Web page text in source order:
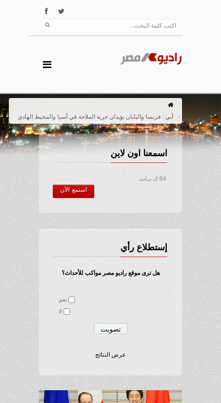
آبي : فرنسا واليابان تؤيدان حرية الملاحة في آسيا والمحيط الهادي
اسمعنا اون لاين
64 ك ب/ث
استمع الآن
إستطلاع رأي
هل ترى موقع راديو مصر مواكب للأحداث؟
نعم
لا
عرض النتائج